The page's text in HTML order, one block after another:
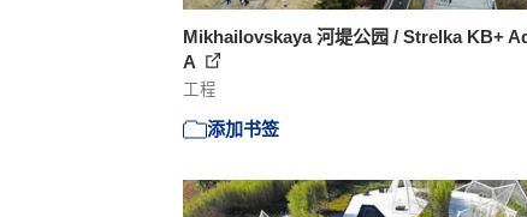
Mikhailovskaya 河堤公园 / Strelka KB+
A
工程
添加书签